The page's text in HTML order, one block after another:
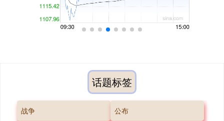
话题标签
战争 公布